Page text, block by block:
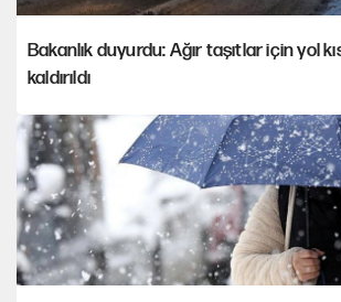
Bakanlık duyurdu: Ağır taşıtlar için yol
kaldırıldı